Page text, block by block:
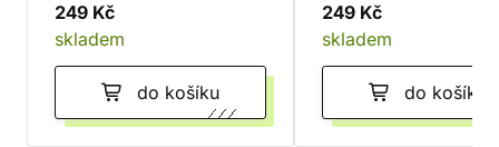
249 Kč
skladem
do košíku
249 Kč
skladem
do košíku